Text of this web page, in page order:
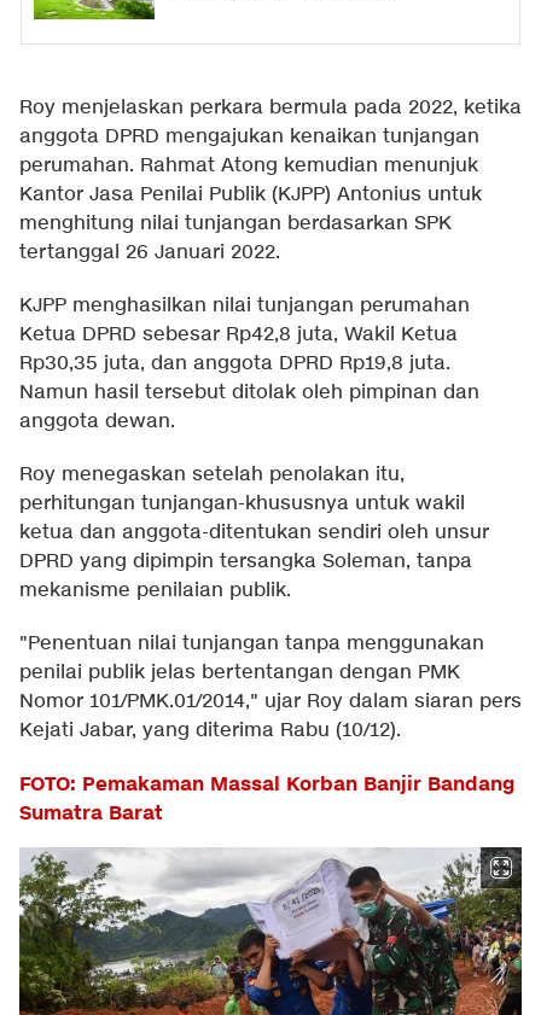
Roy menjelaskan perkara bermula pada 2022, ketika
anggota DPRD mengajukan kenaikan tunjangan
perumahan. Rahmat Atong kemudian menunjuk
Kantor Jasa Penilai Publik (KJPP) Antonius untuk
menghitung nilai tunjangan berdasarkan SPK
tertanggal 26 Januari 2022.
KJPP menghasilkan nilai tunjangan perumahan
Ketua DPRD sebesar Rp42,8 juta, Wakil Ketua
Rp30,35 juta, dan anggota DPRD Rp19,8 juta.
Namun hasil tersebut ditolak oleh pimpinan dan
anggota dewan.
Roy menegaskan setelah penolakan itu,
perhitungan tunjangan-khususnya untuk wakil
ketua dan anggota-ditentukan sendiri oleh unsur
DPRD yang dipimpin tersangka Soleman, tanpa
mekanisme penilaian publik.
"Penentuan nilai tunjangan tanpa menggunakan
penilai publik jelas bertentangan dengan PMK
Nomor 101/PMK.01/2014," ujar Roy dalam siaran pers
Kejati Jabar, yang diterima Rabu (10/12).
FOTO: Pemakaman Massal Korban Banjir Bandang
Sumatra Barat